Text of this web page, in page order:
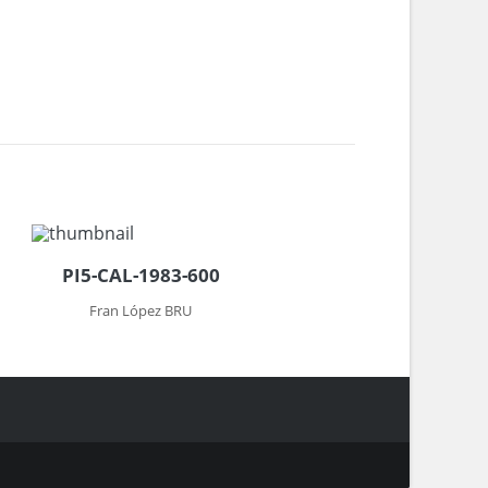
PI5-CAL-1983-600
Fran López BRU